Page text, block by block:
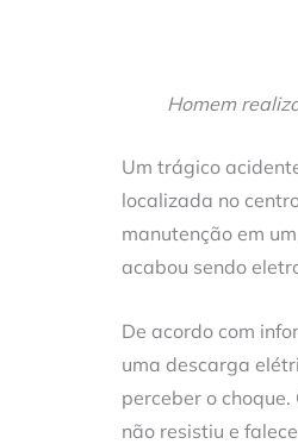
Homem
Um trágico
localizada no
manutenção em
acabou sendo
De acordo com
uma descarga
perceber o
não resistiu e